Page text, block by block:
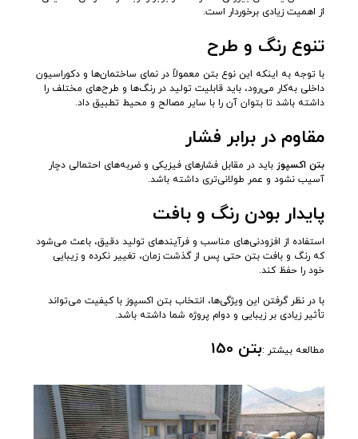
از اهمیت زیادی برخوردار است.
تنوع رنگ و طرح
با توجه به اینکه این نوع بتن معمولاً در نمای ساختمان‌ها و دکوراسیون
داخلی به‌کار می‌رود، باید قابلیت تولید در رنگ‌ها و طرح‌های مختلف را
داشته باشد تا بتوان آن را با سایر مصالح و محیط تطبیق داد.
مقاوم در برابر فشار
بتن اکسپوز باید در مقابل فشارهای فیزیکی و ضربه‌های احتمالی دچار
آسیب نشود و عمر طولانی‌تری داشته باشد.
پایدار بودن رنگ و بافت
استفاده از افزودنی‌های مناسب و فرآیندهای تولید دقیق، باعث می‌شود
که رنگ و بافت بتن حتی پس از گذشت زمان، تغییر نکرده و زیبایی
خود را حفظ کند.
با در نظر گرفتن این ویژگی‌ها، انتخاب بتن اکسپوز با کیفیت می‌تواند
تأثیر زیادی بر زیبایی و دوام پروژه شما داشته باشد.
مطالعه بیشتر :بتن 150